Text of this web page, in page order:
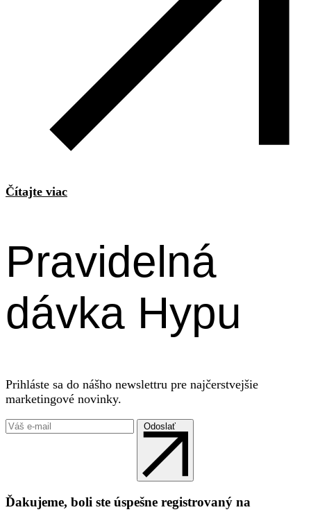
Čítajte viac
Pravidelná
dávka Hypu
Prihláste sa do nášho newslettru pre najčerstvejšie
marketingové novinky.
Odoslať
Ďakujeme, boli ste úspešne registrovaný na